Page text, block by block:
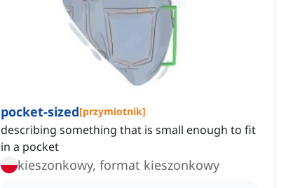
pocket-sized[przymiotnik]
describing something that is small enough to fit
in a pocket
kieszonkowy, format kieszonkowy